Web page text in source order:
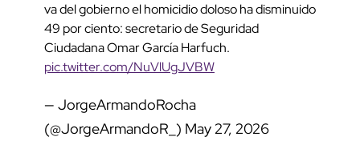
va del gobierno el homicidio doloso ha disminuido
49 por ciento: secretario de Seguridad
Ciudadana Omar García Harfuch.
pic.twitter.com/NuVlUgJVBW
— JorgeArmandoRocha
(@JorgeArmandoR_) May 27, 2026